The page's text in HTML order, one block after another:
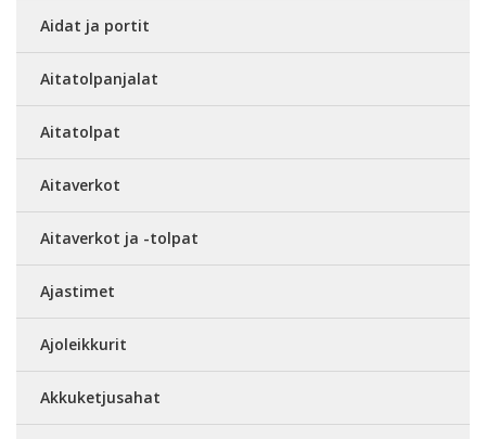
Aidat ja portit
Aitatolpanjalat
Aitatolpat
Aitaverkot
Aitaverkot ja -tolpat
Ajastimet
Ajoleikkurit
Akkuketjusahat